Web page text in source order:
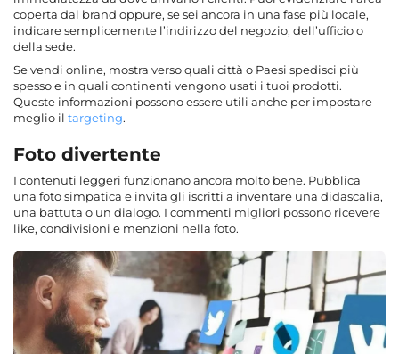
coperta dal brand oppure, se sei ancora in una fase più locale,
indicare semplicemente l’indirizzo del negozio, dell’ufficio o
della sede.
Se vendi online, mostra verso quali città o Paesi spedisci più
spesso e in quali continenti vengono usati i tuoi prodotti.
Queste informazioni possono essere utili anche per impostare
meglio il targeting.
Foto divertente
I contenuti leggeri funzionano ancora molto bene. Pubblica
una foto simpatica e invita gli iscritti a inventare una didascalia,
una battuta o un dialogo. I commenti migliori possono ricevere
like, condivisioni e menzioni nella foto.